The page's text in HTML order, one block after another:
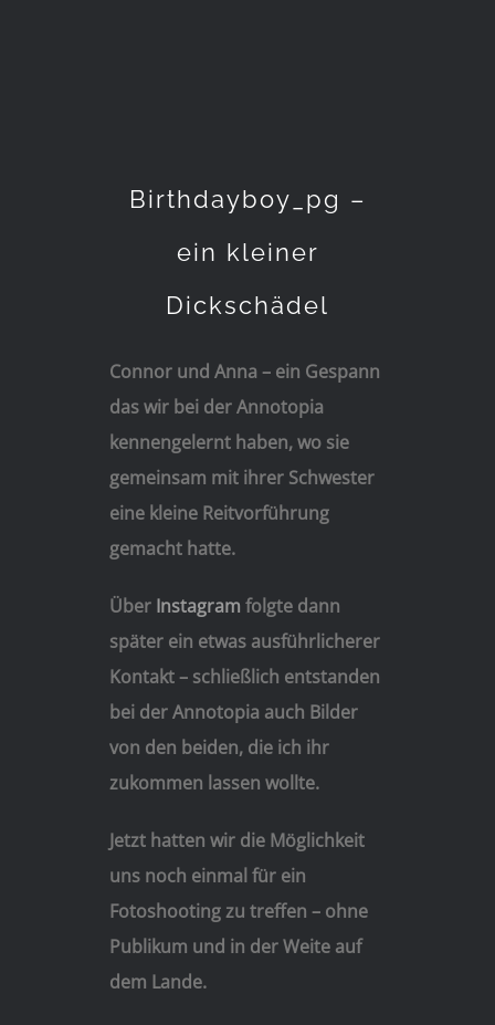
Birthdayboy_pg –
ein kleiner
Dickschädel
Connor und Anna – ein Gespann
das wir bei der Annotopia
kennengelernt haben, wo sie
gemeinsam mit ihrer Schwester
eine kleine Reitvorführung
gemacht hatte.
Über Instagram folgte dann
später ein etwas ausführlicherer
Kontakt – schließlich entstanden
bei der Annotopia auch Bilder
von den beiden, die ich ihr
zukommen lassen wollte.
Jetzt hatten wir die Möglichkeit
uns noch einmal für ein
Fotoshooting zu treffen – ohne
Publikum und in der Weite auf
dem Lande.